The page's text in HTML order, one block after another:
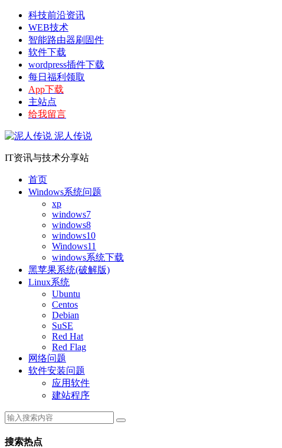
科技前沿资讯
WEB技术
智能路由器刷固件
软件下载
wordpress插件下载
每日福利领取
App下载
主站点
给我留言
泥人传说
IT资讯与技术分享站
首页
Windows系统问题
xp
windows7
windows8
windows10
Windows11
windows系统下载
黑苹果系统(破解版)
Linux系统
Ubuntu
Centos
Debian
SuSE
Red Hat
Red Flag
网络问题
软件安装问题
应用软件
建站程序
搜索热点